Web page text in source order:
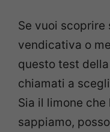
Se vuoi scoprire
vendicativa o
questo test
chiamati a
Sia il limone che
sappiamo,